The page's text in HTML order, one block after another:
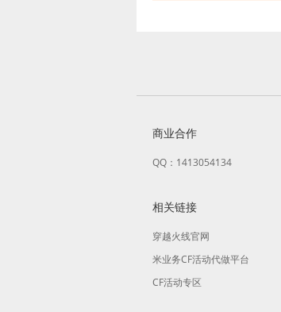
商业合作
QQ：1413054134
相关链接
穿越火线官网
米业务CF活动代做平台
CF活动专区